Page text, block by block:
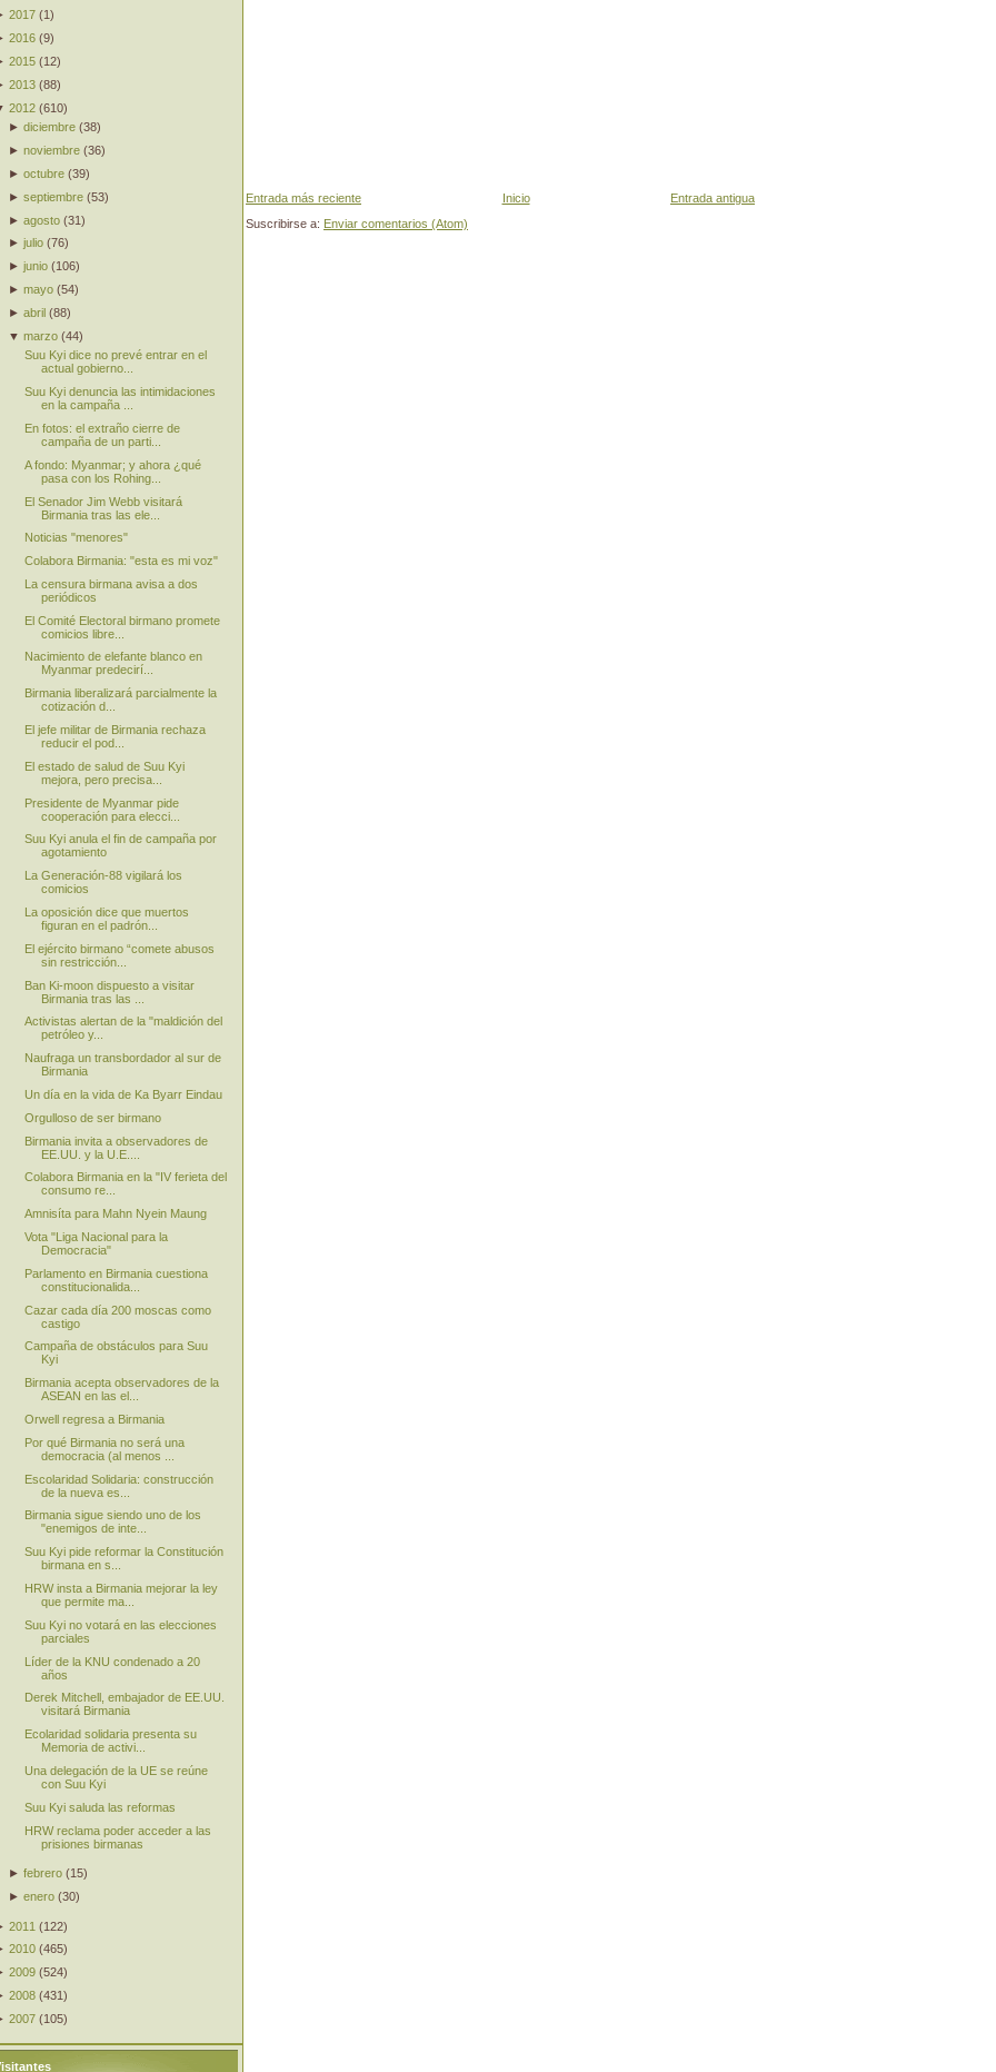
Entrada más reciente Entrada antigua
Inicio
Suscribirse a: Enviar comentarios (Atom)
2017 (1 )
2016 (9)
2015 (12)
2013 (88)
2012 (610)
►diciembre (38)
►noviembre (36)
►octubre (39)
►septiembre (53)
►agosto (31)
►julio (76)
►junio (106)
►mayo (54)
►abril (88)
▼marzo (44)
Suu Kyi dice no prevé entrar en el
actual gobierno...
Suu Kyi denuncia las intimidaciones
en la campaña ...
En fotos: el extraño cierre de
campaña de un parti...
A fondo: Myanmar; y ahora ¿qué
pasa con los Rohing...
El Senador Jim Webb visitará
Birmania tras las ele...
Noticias "menores"
Colabora Birmania: "esta es mi voz"
La censura birmana avisa a dos
periódicos
El Comité Electoral birmano promete
comicios libre...
Nacimiento de elefante blanco en
Myanmar predecirí...
Birmania liberalizará parcialmente la
cotización d...
El jefe militar de Birmania rechaza
reducir el pod...
El estado de salud de Suu Kyi
mejora, pero precisa...
Presidente de Myanmar pide
cooperación para elecci...
Suu Kyi anula el fin de campaña por
agotamiento
La Generación-88 vigilará los
comicios
La oposición dice que muertos
figuran en el padrón...
El ejército birmano “comete abusos
sin restricción...
Ban Ki-moon dispuesto a visitar
Birmania tras las ...
Activistas alertan de la "maldición del
petróleo y...
Naufraga un transbordador al sur de
Birmania
Un día en la vida de Ka Byarr Eindau
Orgulloso de ser birmano
Birmania invita a observadores de
EE.UU. y la U.E....
Colabora Birmania en la "IV ferieta del
consumo re...
Amnisíta para Mahn Nyein Maung
Vota "Liga Nacional para la
Democracia"
Parlamento en Birmania cuestiona
constitucionalida...
Cazar cada día 200 moscas como
castigo
Campaña de obstáculos para Suu
Kyi
Birmania acepta observadores de la
ASEAN en las el...
Orwell regresa a Birmania
Por qué Birmania no será una
democracia (al menos ...
Escolaridad Solidaria: construcción
de la nueva es...
Birmania sigue siendo uno de los
"enemigos de inte...
Suu Kyi pide reformar la Constitución
birmana en s...
HRW insta a Birmania mejorar la ley
que permite ma...
Suu Kyi no votará en las elecciones
parciales
Líder de la KNU condenado a 20
años
Derek Mitchell, embajador de EE.UU.
visitará Birmania
Ecolaridad solidaria presenta su
Memoria de activi...
Una delegación de la UE se reúne
con Suu Kyi
Suu Kyi saluda las reformas
HRW reclama poder acceder a las
prisiones birmanas
►febrero (15)
►enero (30)
2011 (122)
2010 (465)
2009 (524)
2008 (431)
2007 (105)